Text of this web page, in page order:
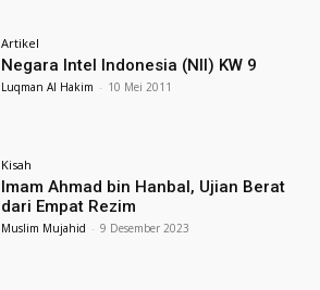
Artikel
Negara Intel Indonesia (NII) KW 9
Luqman Al Hakim - 10 Mei 2011
Kisah
Imam Ahmad bin Hanbal, Ujian Berat
dari Empat Rezim
Muslim Mujahid - 9 Desember 2023